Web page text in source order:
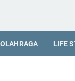
OLAHRAGA LIFE